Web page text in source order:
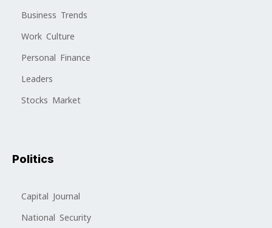
Business Trends
Work Culture
Personal Finance
Leaders
Stocks Market
Politics
Capital Journal
National Security